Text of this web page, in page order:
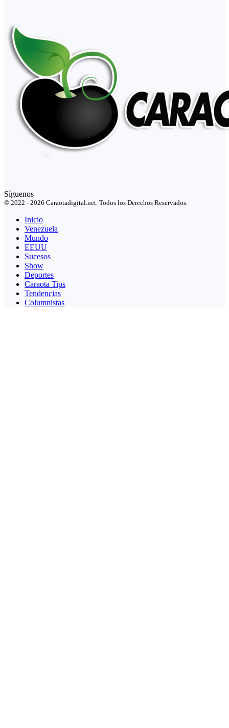
Síguenos
© 2022 - 2026 Caraotadigital.net. Todos los Derechos Reservados.
Inicio
Venezuela
Mundo
EEUU
Sucesos
Show
Deportes
Caraota Tips
Tendencias
Columnistas